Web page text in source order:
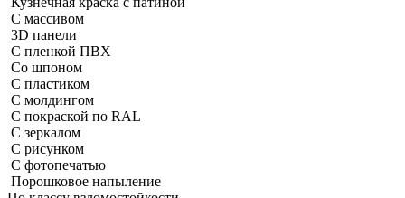
С массивом
3D панели
С пленкой ПВХ
Со шпоном
С пластиком
С молдингом
С покраской по RAL
С зеркалом
С рисунком
С фотопечатью
Порошковое напыление